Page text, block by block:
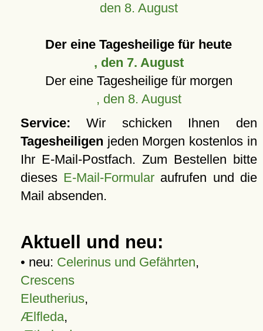
den 8. August
Der eine Tagesheilige für heute
, den 7. August
Der eine Tagesheilige für morgen
, den 8. August
Service: Wir schicken Ihnen den
Tagesheiligen jeden Morgen kostenlos in
Ihr E-Mail-Postfach. Zum Bestellen bitte
dieses E-Mail-Formular aufrufen und die
Mail absenden.
Aktuell und neu:
• neu: Celerinus und Gefährten,
Crescens
Eleutherius,
Ælfleda,